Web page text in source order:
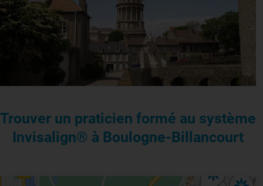
Trouver un praticien formé au système
Invisalign® à Boulogne-Billancourt